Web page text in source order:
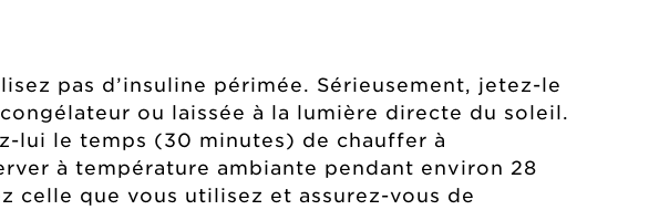
pas d’insuline périmée. Sérieusement, jetez-le
ou laissée à la lumière directe du soleil.
lui le temps (30 minutes) de chauffer à
à température ambiante pendant environ 28
celle que vous utilisez et assurez-vous de